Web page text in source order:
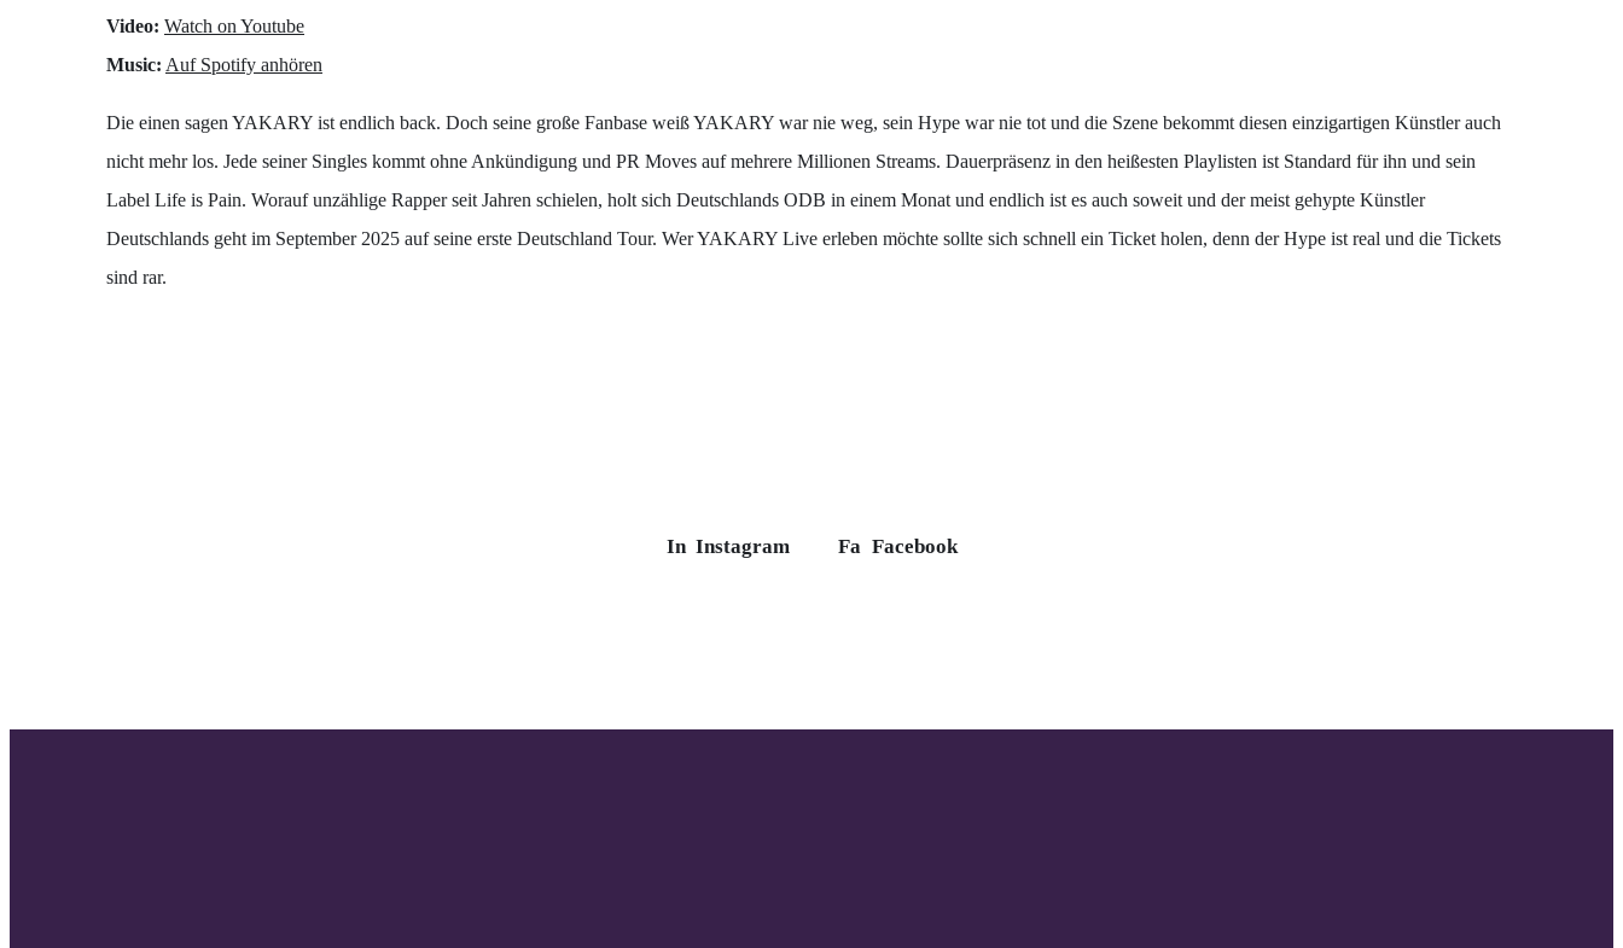
Video: Watch on Youtube
Music: Auf Spotify anhören
Die einen sagen YAKARY ist endlich back. Doch seine große Fanbase weiß YAKARY war nie weg, sein Hype war nie tot und die Szene bekommt diesen einzigartigen Künstler auch
nicht mehr los. Jede seiner Singles kommt ohne Ankündigung und PR Moves auf mehrere Millionen Streams. Dauerpräsenz in den heißesten Playlisten ist Standard für ihn und sein
Label Life is Pain. Worauf unzählige Rapper seit Jahren schielen, holt sich Deutschlands ODB in einem Monat und endlich ist es auch soweit und der meist gehypte Künstler
Deutschlands geht im September 2025 auf seine erste Deutschland Tour. Wer YAKARY Live erleben möchte sollte sich schnell ein Ticket holen, denn der Hype ist real und die Tickets
sind rar.
In Instagram Fa Facebook